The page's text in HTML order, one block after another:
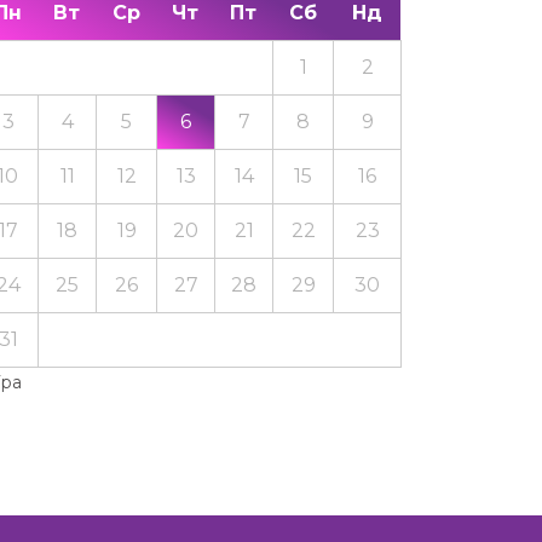
Вт Ср Чт Пт Сб Нд
1 2
3 4 5 6 7 8 9
11 12 13 14 15 16
18 19 20 21 22 23
25 26 27 28 29 30